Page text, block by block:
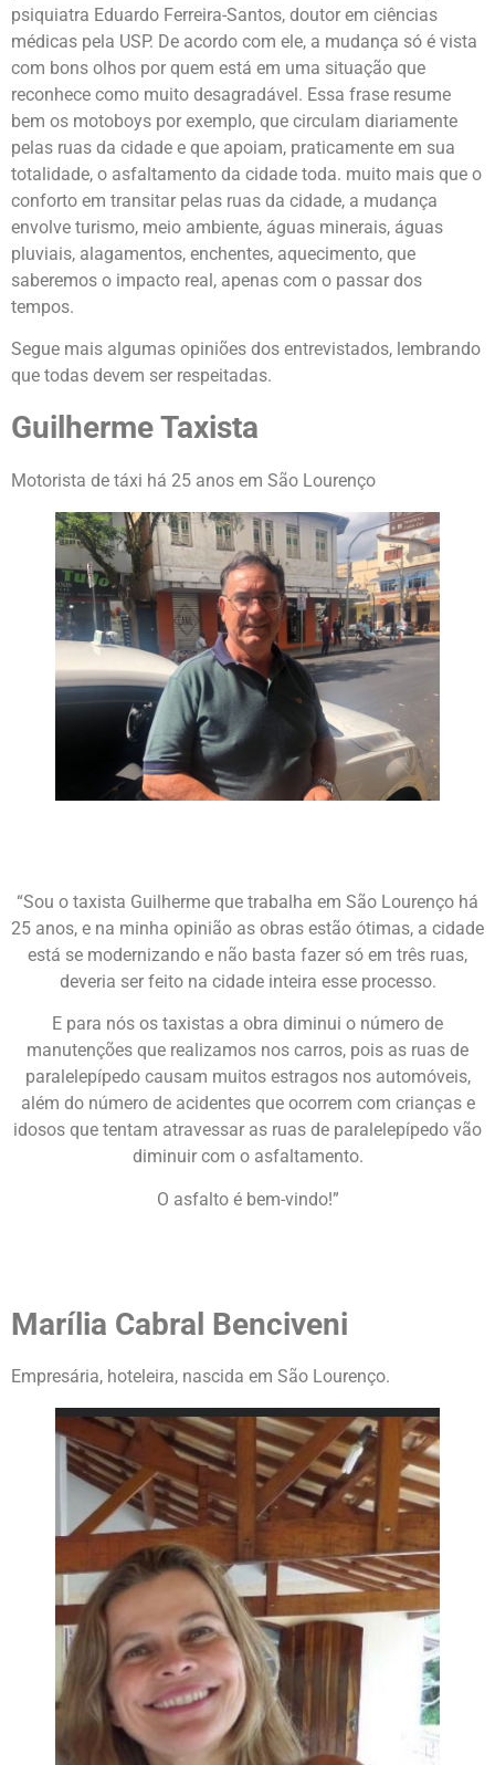
psiquiatra Eduardo Ferreira-Santos, doutor em ciências
médicas pela USP. De acordo com ele, a mudança só é vista
com bons olhos por quem está em uma situação que
reconhece como muito desagradável. Essa frase resume
bem os motoboys por exemplo, que circulam diariamente
pelas ruas da cidade e que apoiam, praticamente em sua
totalidade, o asfaltamento da cidade toda. muito mais que o
conforto em transitar pelas ruas da cidade, a mudança
envolve turismo, meio ambiente, águas minerais, águas
pluviais, alagamentos, enchentes, aquecimento, que
saberemos o impacto real, apenas com o passar dos
tempos.
Segue mais algumas opiniões dos entrevistados, lembrando
que todas devem ser respeitadas.
Guilherme Taxista
Motorista de táxi há 25 anos em São Lourenço
“Sou o taxista Guilherme que trabalha em São Lourenço há
25 anos, e na minha opinião as obras estão ótimas, a cidade
está se modernizando e não basta fazer só em três ruas,
deveria ser feito na cidade inteira esse processo.
E para nós os taxistas a obra diminui o número de
manutenções que realizamos nos carros, pois as ruas de
paralelepípedo causam muitos estragos nos automóveis,
além do número de acidentes que ocorrem com crianças e
idosos que tentam atravessar as ruas de paralelepípedo vão
diminuir com o asfaltamento.
O asfalto é bem-vindo!”
Marília Cabral Benciveni
Empresária, hoteleira, nascida em São Lourenço.